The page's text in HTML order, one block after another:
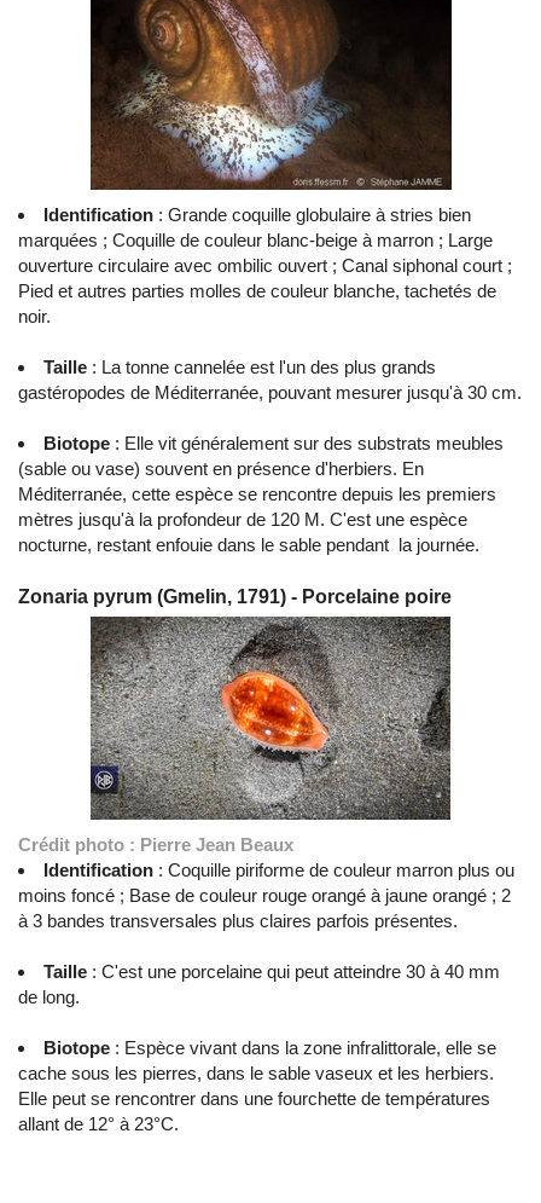
Identification : Grande coquille globulaire à stries bien
marquées ; Coquille de couleur blanc-beige à marron ; Large
ouverture circulaire avec ombilic ouvert ; Canal siphonal court ;
Pied et autres parties molles de couleur blanche, tachetés de
noir.
Taille : La tonne cannelée est l'un des plus grands
gastéropodes de Méditerranée, pouvant mesurer jusqu'à 30 cm.
Biotope : Elle vit généralement sur des substrats meubles
(sable ou vase) souvent en présence d'herbiers. En
Méditerranée, cette espèce se rencontre depuis les premiers
mètres jusqu'à la profondeur de 120 M. C'est une espèce
nocturne, restant enfouie dans le sable pendant la journée.
Zonaria pyrum (Gmelin, 1791) - Porcelaine poire
Crédit photo : Pierre Jean Beaux
Identification : Coquille piriforme de couleur marron plus ou
moins foncé ; Base de couleur rouge orangé à jaune orangé ; 2
à 3 bandes transversales plus claires parfois présentes.
Taille : C'est une porcelaine qui peut atteindre 30 à 40 mm
de long.
Biotope : Espèce vivant dans la zone infralittorale, elle se
cache sous les pierres, dans le sable vaseux et les herbiers.
Elle peut se rencontrer dans une fourchette de températures
allant de 12° à 23°C.